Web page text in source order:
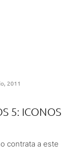
2011
5: ICONOS
contrata a este